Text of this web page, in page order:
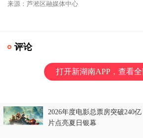
来源：芦淞区融媒体中心
评论
打开新湖南APP，查看
2026年度电影总票房突破240
片点亮夏日银幕